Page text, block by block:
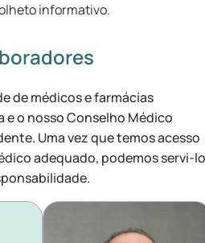
informativo.
de médicos e farmácias
e o nosso Conselho Médico
Uma vez que temos acesso
adequado, podemos servi-lo